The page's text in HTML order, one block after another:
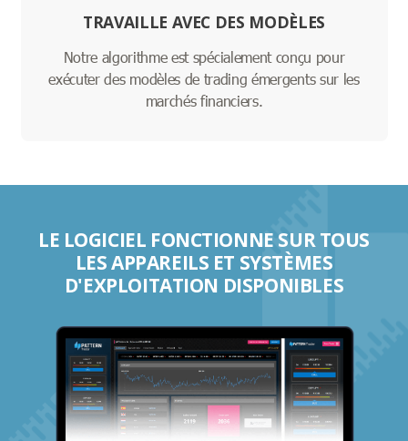
TRAVAILLE AVEC DES MODÈLES
Notre algorithme est spécialement conçu pour
exécuter des modèles de trading émergents sur les
marchés financiers.
LE LOGICIEL FONCTIONNE SUR TOUS
LES APPAREILS ET SYSTÈMES
D'EXPLOITATION DISPONIBLES